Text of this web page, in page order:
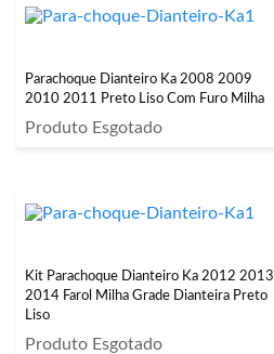
Parachoque Dianteiro Ka 2008 2009
2010 2011 Preto Liso Com Furo Milha
Produto Esgotado
Kit Parachoque Dianteiro Ka 2012 2013
2014 Farol Milha Grade Dianteira Preto
Liso
Produto Esgotado